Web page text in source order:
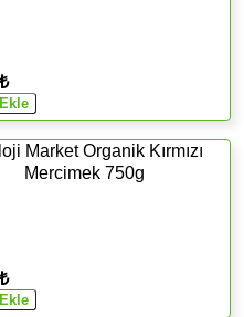
Market Organik Kırmızı
Mercimek 750g